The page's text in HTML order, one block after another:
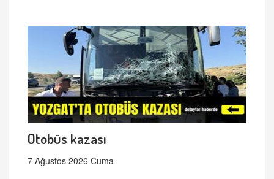
Otobüs kazası
7 Ağustos 2026 Cuma